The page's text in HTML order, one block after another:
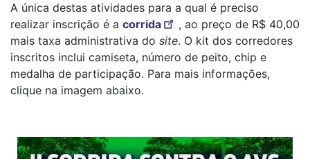
A única destas atividades para a qual é preciso
realizar inscrição é a corrida
, ao preço de R$ 40,00
mais taxa administrativa do site. O kit dos corredores
inscritos inclui camiseta, número de peito, chip e
medalha de participação. Para mais informações,
clique na imagem abaixo.